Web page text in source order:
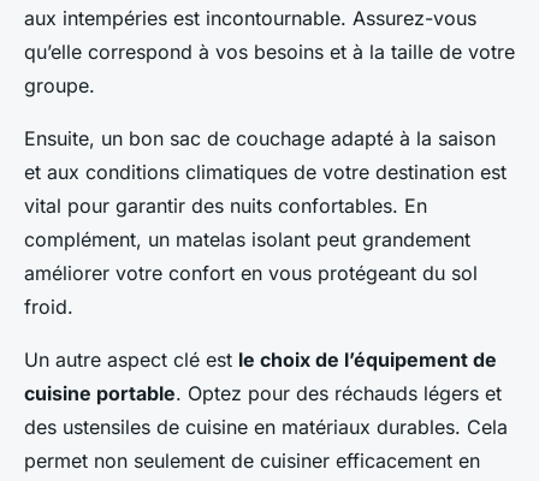
aux intempéries est incontournable. Assurez-vous
qu’elle correspond à vos besoins et à la taille de votre
groupe.
Ensuite, un bon sac de couchage adapté à la saison
et aux conditions climatiques de votre destination est
vital pour garantir des nuits confortables. En
complément, un matelas isolant peut grandement
améliorer votre confort en vous protégeant du sol
froid.
Un autre aspect clé est le choix de l’équipement de
cuisine portable. Optez pour des réchauds légers et
des ustensiles de cuisine en matériaux durables. Cela
permet non seulement de cuisiner efficacement en